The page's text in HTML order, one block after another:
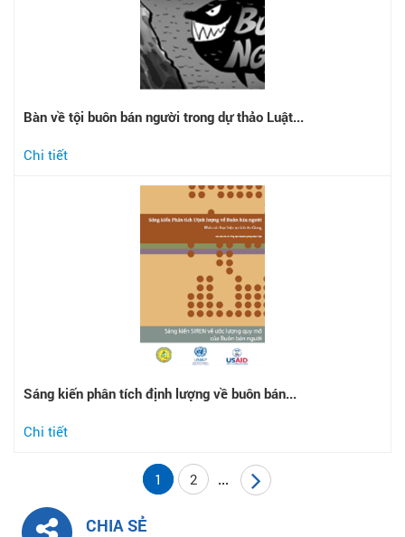
Bàn về tội buôn bán người trong dự thảo Luật...
Chi tiết
Sáng kiến phân tích định lượng về buôn bán...
Chi tiết
1 2 ...
CHIA SẺ